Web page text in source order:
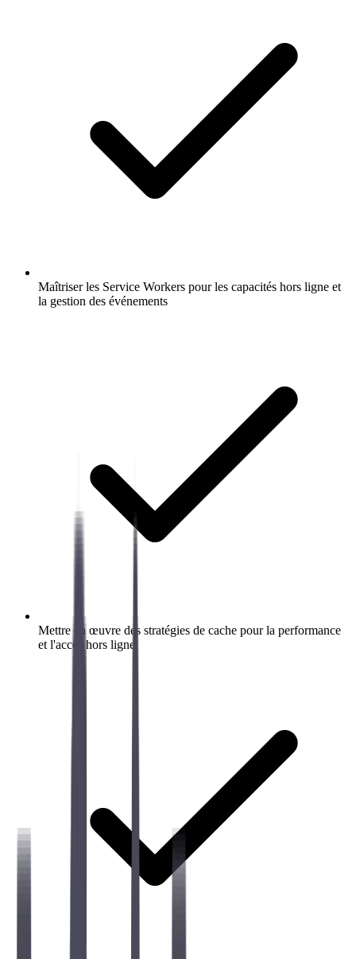
Maîtriser les Service Workers pour les capacités hors ligne et
la gestion des événements
Mettre en œuvre des stratégies de cache pour la performance
et l'accès hors ligne